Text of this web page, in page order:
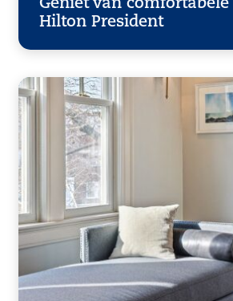
Geniet van
Hilton President